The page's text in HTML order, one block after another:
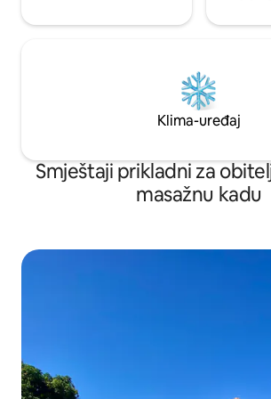
Klima-uređaj
Smještaji prikladni za
masažnu kadu